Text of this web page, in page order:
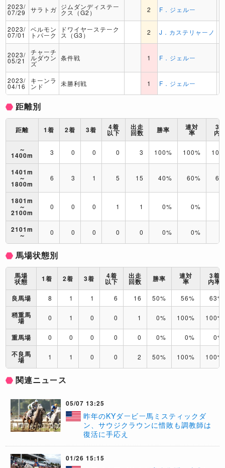
2023/
07/29 サラトガ ジムダンディステー
クス（G2） 2 F．ジェルー
2023/
07/01
ベルモン
トパーク
ドワイヤーステーク
ス（G3） 2 J．カステリャーノ
2023/
05/21
チャーチ
ルダウン
ズ
条件戦 1 F．ジェルー
2023/
04/16
キーンラ
ンド 未勝利戦 1 F．ジェルー
距離別
距離 1着 2着 3着 4着
以下
出走
回数 勝率 連対
率
3
内
～
1400m 3 0 0 0 3 100% 100%
1401m
～
1800m
6 3 1 5 15 40% 60%
1801m
～
2100m
0 0 0 1 1 0% 0%
2101m
～ 0 0 0 0 0 0% 0%
馬場状態別
馬場
状態 1着 2着 3着 4着
以下
出走
回数 勝率 連対
率
3着
内率
良馬場
8 1 1 6 16 50% 56% 63%
稍重馬
場 0 1 0 0 1 0% 100% 100%
重馬場 0 0 0 0 0 0% 0% 0%
不良馬
場 1 1 0 0 2 50% 100% 100%
関連ニュース
05/07 13:25
昨年のKYダービー馬ミスティックダ
ン、サウジクラウンに惜敗も調教師は
復活に手応え
01/26 15:15